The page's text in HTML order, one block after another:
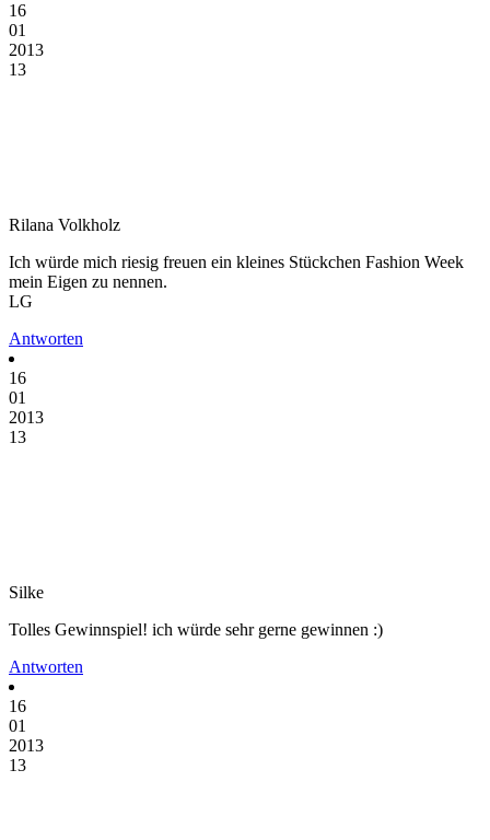
16
01
2013
13
Rilana Volkholz
Ich würde mich riesig freuen ein kleines Stückchen Fashion Week
mein Eigen zu nennen.
LG
Antworten
16
01
2013
13
Silke
Tolles Gewinnspiel! ich würde sehr gerne gewinnen :)
Antworten
16
01
2013
13